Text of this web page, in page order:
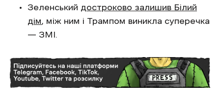
Зеленський достроково залишив Білий
дім, між ним і Трампом виникла суперечка
— ЗМІ.